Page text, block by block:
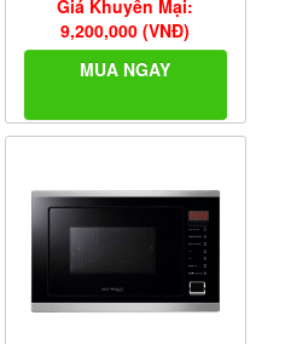
Giá Khuyến Mại:
9,200,000 (VNĐ)
MUA NGAY